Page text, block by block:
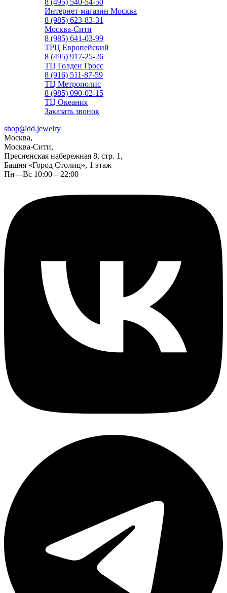
8 (495) 540-54-50
Интернет-магазин Москва
8 (985) 623-83-31
Москва-Сити
8 (985) 641-03-99
ТРЦ Европейский
8 (495) 917-25-26
ТЦ Голден Гросс
8 (916) 511-87-59
ТЦ Метрополис
8 (985) 090-02-15
ТЦ Океания
Заказать звонок
shop@dd.jewelry
Москва,
Москва-Сити,
Пресненская набережная 8, стр. 1,
Башня «Город Столиц», 1 этаж
Пн—Вс 10:00 – 22:00